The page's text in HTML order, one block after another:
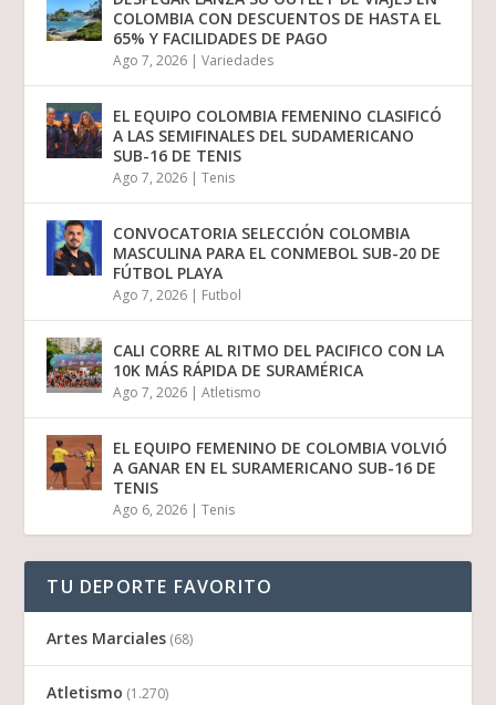
COLOMBIA CON DESCUENTOS DE HASTA EL
65% Y FACILIDADES DE PAGO
Ago 7, 2026 |Variedades
EL EQUIPO COLOMBIA FEMENINO CLASIFICÓ
A LAS SEMIFINALES DEL SUDAMERICANO
SUB-16 DE TENIS
Ago 7, 2026 |Tenis
CONVOCATORIA SELECCIÓN COLOMBIA
MASCULINA PARA EL CONMEBOL SUB-20 DE
FÚTBOL PLAYA
Ago 7, 2026 | Futbol
CALI CORRE AL RITMO DEL PACIFICO CON LA
10K MÁS RÁPIDA DE SURAMÉRICA
Ago 7, 2026 |Atletismo
EL EQUIPO FEMENINO DE COLOMBIA VOLVIÓ
A GANAR EN EL SURAMERICANO SUB-16 DE
TENIS
Ago 6, 2026 |Tenis
TU DEPORTE FAVORITO
Artes Marciales (68)
Atletismo (1.270)